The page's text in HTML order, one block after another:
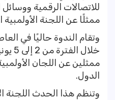
للاتصالات الرقمية
ممثلًا عن اللجنة الأولمبية
وتقام الندوة حاليًا في
خلال
ممثلين عن اللجان
الدول.
وتنظم هذا الحدث اللجنة